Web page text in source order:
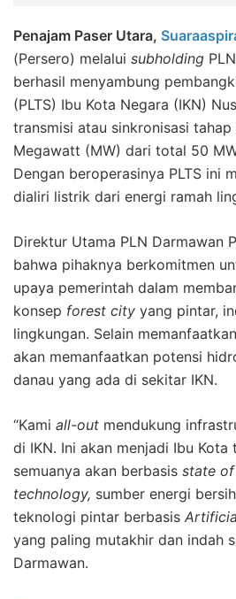
Penajam Paser Utara,
(Persero) melalui subholding
berhasil menyambung
(PLTS) Ibu Kota Negara (IKN)
transmisi atau sinkronisasi tahap
Megawatt (MW) dari total 50
Dengan beroperasinya PLTS ini
dialiri listrik dari energi ramah
Direktur Utama PLN Darmawan
bahwa pihaknya berkomitmen
upaya pemerintah dalam
konsep forest city yang pintar,
lingkungan. Selain
akan memanfaatkan potensi
danau yang ada di sekitar IKN.
“Kami all-out mendukung
di IKN. Ini akan menjadi Ibu Kota
semuanya akan berbasis state
technology, sumber energi
teknologi pintar berbasis
yang paling mutakhir dan indah
Darmawan.